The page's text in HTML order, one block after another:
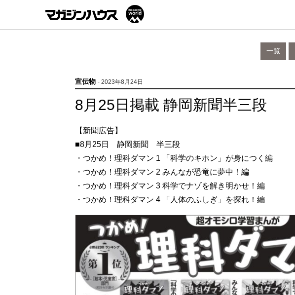
一覧
宣伝物 - 2023年8月24日
8月25日掲載 静岡新聞半三段
【新聞広告】
■8月25日 静岡新聞 半三段
・つかめ！理科ダマン 1 「科学のキホン」が身につく編
・つかめ！理科ダマン 2 みんなが恐竜に夢中！編
・つかめ！理科ダマン 3 科学でナゾを解き明かせ！編
・つかめ！理科ダマン 4 「人体のふしぎ」を探れ！編